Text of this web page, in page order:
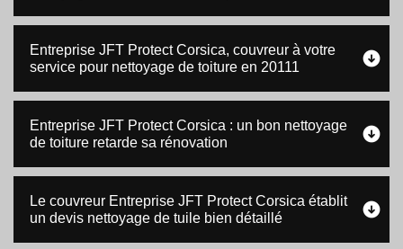
Entreprise JFT Protect Corsica, couvreur à votre
service pour nettoyage de toiture en 20111
Entreprise JFT Protect Corsica : un bon nettoyage
de toiture retarde sa rénovation
Le couvreur Entreprise JFT Protect Corsica établit
un devis nettoyage de tuile bien détaillé